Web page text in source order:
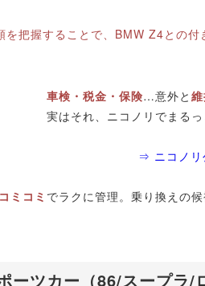
を把握することで、BMW Z4との付
車検・税金・保険…意外と
実はそれ、ニコノリでまる
⇒ ニコノリ
ミコミ でラクに管理。乗り換えの
ーツカー（86/スープラ/